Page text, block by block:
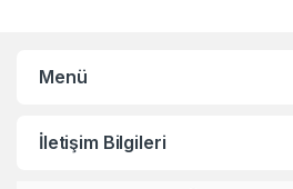
Menü
İletişim Bilgileri